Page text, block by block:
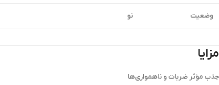
وضعیت نو
مزایا
جذب مؤثر ضربات و ناهمواری‌ها